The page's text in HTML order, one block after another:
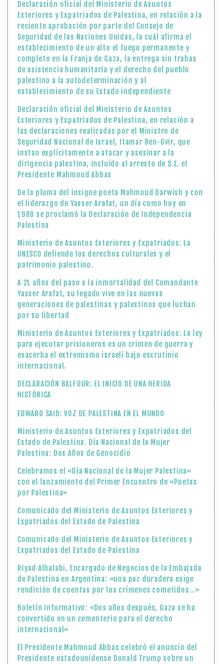
Declaración oficial del Ministerio de Asuntos
Exteriores y Expatriados de Palestina, en relación a la
reciente aprobación por parte del Consejo de
Seguridad de las Naciones Unidas, la cuál afirma el
establecimiento de un alto el fuego permanente y
completo en la Franja de Gaza, la entrega sin trabas
de asistencia humanitaria y el derecho del pueblo
palestino a la autodeterminación y al
establecimiento de su Estado independiente
Declaración oficial del Ministerio de Asuntos
Exteriores y Expatriados de Palestina, en relación a
las declaraciones realizadas por el Ministro de
Seguridad Nacional de Israel, Itamar Ben-Gvir, que
instan explícitamente a atacar y asesinar a la
dirigencia palestina, incluído al arresto de S.E. el
Presidente Mahmoud Abbas
De la pluma del insigne poeta Mahmoud Darwish y con
el liderazgo de Yasser Arafat, un día como hoy en
1988 se proclamó la Declaración de Independencia
Palestina
Ministerio de Asuntos Exteriores y Expatriados: La
UNESCO defiende los derechos culturales y el
patrimonio palestino.
A 21 años del paso a la inmortalidad del Comandante
Yasser Arafat, su legado vive en las nuevas
generaciones de palestinas y palestinos que luchan
por su libertad
Ministerio de Asuntos Exteriores y Expatriados: La ley
para ejecutar prisioneros es un crimen de guerra y
exacerba el extremismo israelí bajo escrutinio
internacional.
DECLARACIÓN BALFOUR: EL INICIO DE UNA HERIDA
HISTÓRICA
EDWARD SAID: VOZ DE PALESTINA EN EL MUNDO
Ministerio de Asuntos Exteriores y Expatriados del
Estado de Palestina. Día Nacional de la Mujer
Palestina: Dos Años de Genocidio
Celebramos el «Día Nacional de la Mujer Palestina»
con el lanzamiento del Primer Encuentro de «Poetas
por Palestina»
Comunicado del Ministerio de Asuntos Exteriores y
Expatriados del Estado de Palestina
Comunicado del Ministerio de Asuntos Exteriores y
Expatriados del Estado de Palestina
Riyad Alhalabi, Encargado de Negocios de la Embajada
de Palestina en Argentina: «una paz duradera exige
rendición de cuentas por los crímenes cometidos…»
Boletín Informativo: «Dos años después, Gaza se ha
convertido en un cementerio para el derecho
internacional»
El Presidente Mahmoud Abbas celebró el anuncio del
Presidente estadounidense Donald Trump sobre un